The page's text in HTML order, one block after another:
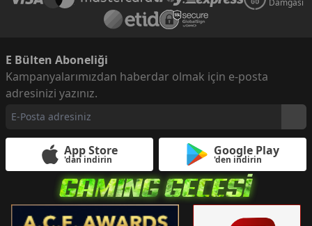
Damgası
E Bülten Aboneliği
Kampanyalarımızdan haberdar olmak için e-posta
adresinizi yazınız.
App Store
'dan indirin
Google Play
'den indirin